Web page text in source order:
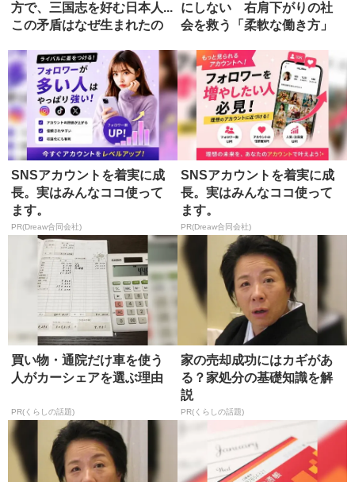
方で、三国志を好む日本人...
この矛盾はなぜ生まれたの
にしない 右肩下がりの社
会を救う「柔軟な働き方」
SNSアカウントを着実に成
長。実はみんなココ使って
ます。
PR(Dreaw合同会社)
SNSアカウントを着実に成
長。実はみんなココ使って
ます。
PR(Dreaw合同会社)
買い物・通院だけ車を使う
人がカーシェアを選ぶ理由
PR(くらしの話題)
家の売却成功にはカギがあ
る？家処分の基礎知識を解
説
PR(くらしの話題)